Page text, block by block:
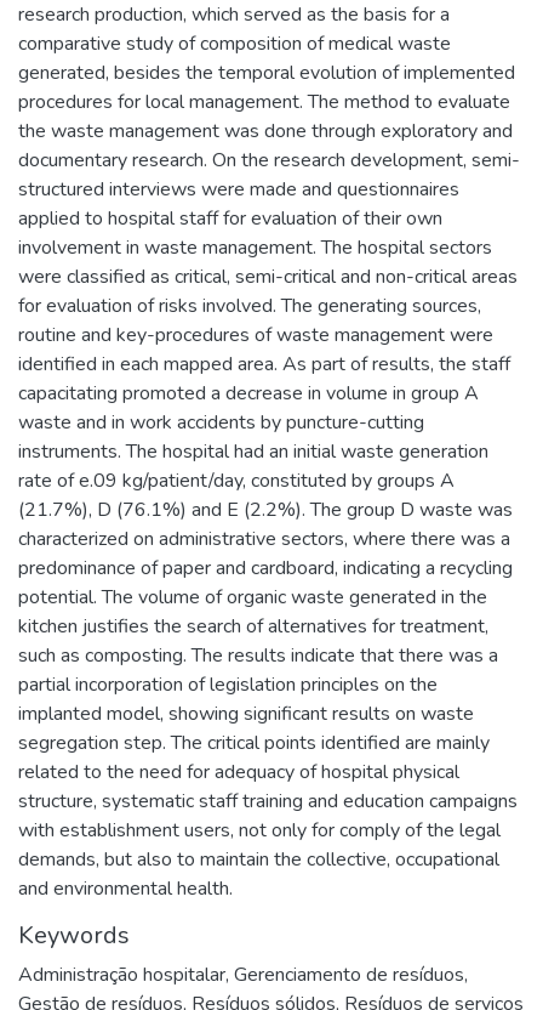
research production, which served as the basis for a
comparative study of composition of medical waste
generated, besides the temporal evolution of implemented
procedures for local management. The method to evaluate
the waste management was done through exploratory and
documentary research. On the research development, semi-
structured interviews were made and questionnaires
applied to hospital staff for evaluation of their own
involvement in waste management. The hospital sectors
were classified as critical, semi-critical and non-critical areas
for evaluation of risks involved. The generating sources,
routine and key-procedures of waste management were
identified in each mapped area. As part of results, the staff
capacitating promoted a decrease in volume in group A
waste and in work accidents by puncture-cutting
instruments. The hospital had an initial waste generation
rate of e.09 kg/patient/day, constituted by groups A
(21.7%), D (76.1%) and E (2.2%). The group D waste was
characterized on administrative sectors, where there was a
predominance of paper and cardboard, indicating a recycling
potential. The volume of organic waste generated in the
kitchen justifies the search of alternatives for treatment,
such as composting. The results indicate that there was a
partial incorporation of legislation principles on the
implanted model, showing significant results on waste
segregation step. The critical points identified are mainly
related to the need for adequacy of hospital physical
structure, systematic staff training and education campaigns
with establishment users, not only for comply of the legal
demands, but also to maintain the collective, occupational
and environmental health.
Keywords
Administração hospitalar, Gerenciamento de resíduos,
Gestão de resíduos, Resíduos sólidos, Resíduos de serviços